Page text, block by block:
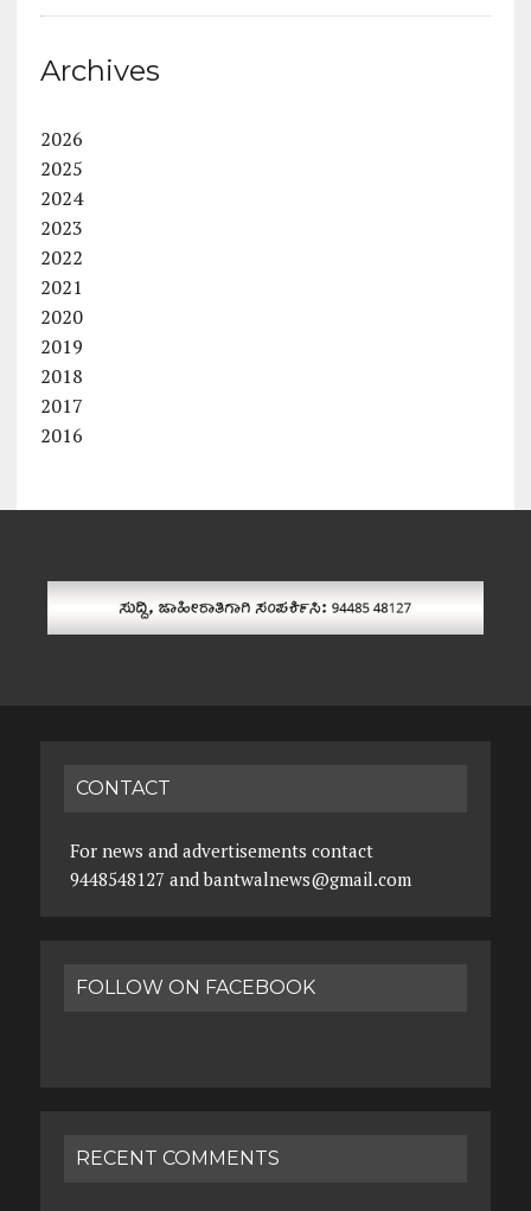
Archives
2026
2025
2024
2023
2022
2021
2020
2019
2018
2017
2016
CONTACT
For news and advertisements contact
9448548127 and bantwalnews@gmail.com
FOLLOW ON FACEBOOK
RECENT COMMENTS